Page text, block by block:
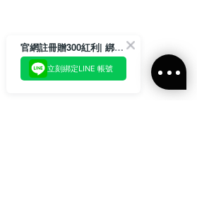
官網註冊贈300紅利| 綁定LINE再領取專屬優惠
立刻綁定LINE 帳號